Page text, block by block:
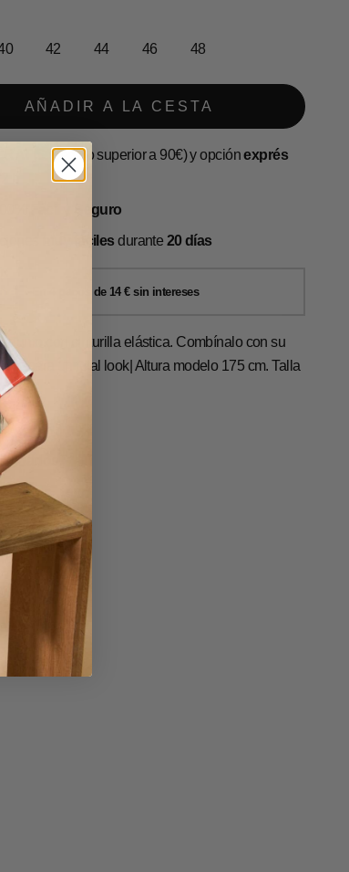
42 44 46 48
AÑADIR A LA CESTA
(pedido superior a 90€) y opciónexprés
Fácil y Seguro
muy fáciles durante 20 días
punto con cinturilla elástica. Combínalo con su
para un total look| Altura modelo 175 cm. Talla
10